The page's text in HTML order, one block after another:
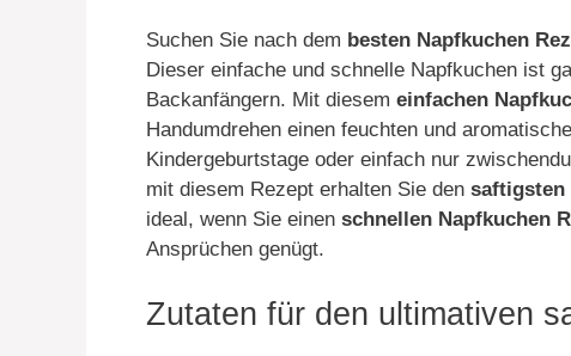
Suchen Sie nach dem besten Napfkuchen
Dieser einfache und schnelle Napfkuchen ist
Backanfängern. Mit diesem einfachen
Handumdrehen einen feuchten und
Kindergeburtstage oder einfach nur
mit diesem Rezept erhalten Sie den saftigsten
ideal, wenn Sie einen schnellen Napfkuchen
Ansprüchen genügt.
Zutaten für den ultimativen